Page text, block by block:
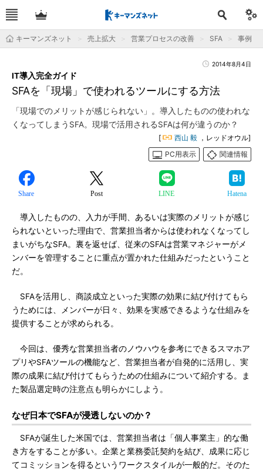
キーマンズネット 売上拡大 営業プロセスの改善 SFA 事例
2014年8月4日
SFAを「現場」で使われるツールにする方法
IT導入完全ガイド
「現場でのメリットが感じられない」。導入したものの使われな
くなってしまうSFA。現場で活用されるSFAは何が違うのか？
[ 西山 毅 ，レッドオウル]
PC用表示
関連情報
Share Post LINE Hatena
導入したものの、入力が手間、あるいは実際のメリットが感じ
られないといった理由で、営業担当者からは使われなくなってし
まいがちなSFA。裏を返せば、従来のSFAは営業マネジャーがメ
ンバーを管理することに重点が置かれた仕組みだったということ
だ。
SFAを活用し、商談成立といった実際の効果に結び付けてもら
うためには、メンバーが日々、効果を実感できるような仕組みを
提供することが求められる。
今回は、優秀な営業担当者のノウハウを参考にできるスマホア
プリやSFAツールの機能など、営業担当者が自発的に活用し、実
際の成果に結び付けてもらうための仕組みについて紹介する。ま
た製品選定時の注意点も明らかにしよう。
なぜ日本でSFAが浸透しないのか？
SFAが誕生した米国では、営業担当者は「個人事業主」的な働
き方をすることが多い。企業と業務委託契約を結び、成果に応じ
てコミッションを得るというワークスタイルが一般的だ。そのた